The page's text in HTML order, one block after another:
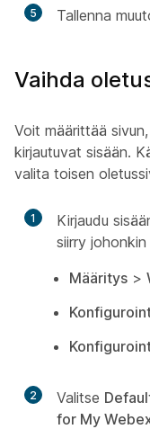
5 Tallenna
Vaihda
Voit määrittää
kirjautuvat sisään.
valita toisen
1
Kirjaudu
siirry
Määritys >
2 Valitse
for My